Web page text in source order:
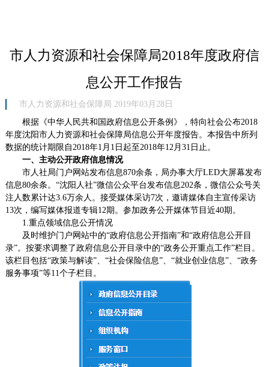
市人力资源和社会保障局2018年度政府信
息公开工作报告
市人力资源和社会保障局 2019年03月28日
根据《中华人民共和国政府信息公开条例》，特向社会公布2018
年度沈阳市人力资源和社会保障局信息公开年度报告。本报告中所列
数据的统计期限自2018年1月1日起至2018年12月31日止。
一、主动公开政府信息情况
市人社局门户网站发布信息870余条 ，局办事大厅LED大屏幕发布
信息80余条。 “沈阳人社”微信公众平台发布信息202条，微信公众号关
注人数累计达3.6万余人 。 接受媒体采访7次，邀请媒体自主宣传采访
13次，编写媒体报道专辑12期。 参加政务公开媒体节目近40期。
1.重点领域信息公开情况
及时维护门户网站中的“政府信息公开指南”和“政府信息公开目
录”。按要求调整了政府信息公开目录中的“政务公开重点工作”栏目。
该栏目包括“政策与解读”、“社会保险信息”、“就业创业信息”、“政务
服务事项”等11个子栏目。